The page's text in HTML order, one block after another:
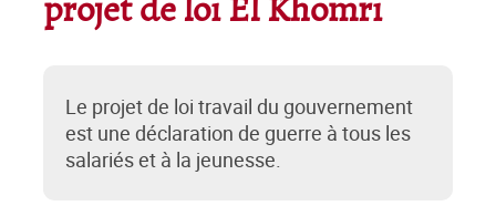
projet de loi El Khomri
Le projet de loi travail du gouvernement
est une déclaration de guerre à tous les
salariés et à la jeunesse.